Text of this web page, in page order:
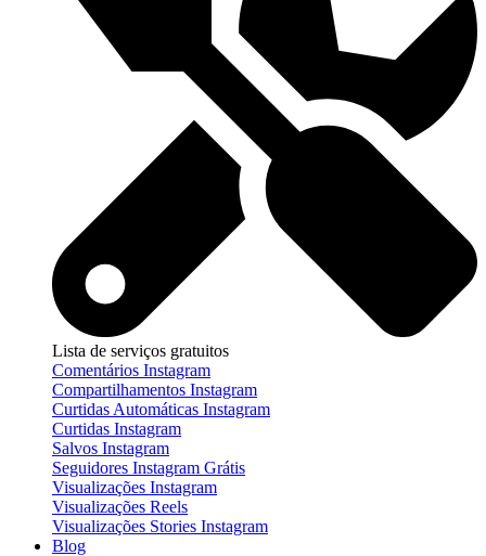
Lista de serviços gratuitos
Comentários Instagram
Compartilhamentos Instagram
Curtidas Automáticas Instagram
Curtidas Instagram
Salvos Instagram
Seguidores Instagram Grátis
Visualizações Instagram
Visualizações Reels
Visualizações Stories Instagram
Blog